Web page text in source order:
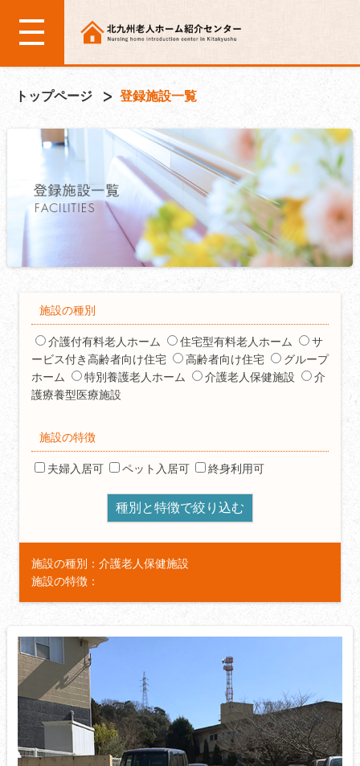
トップページ 登録施設一覧
施設の種別
介護付有料老人ホーム 住宅型有料老人ホーム
サ
ービス付き高齢者向け住宅
高齢者向け住宅
グループ
ホーム
特別養護老人ホーム 介護老人保健施設
介
護療養型医療施設
施設の特徴
夫婦入居可 ペット入居可 終身利用可
施設の種別：介護老人保健施設
施設の特徴：